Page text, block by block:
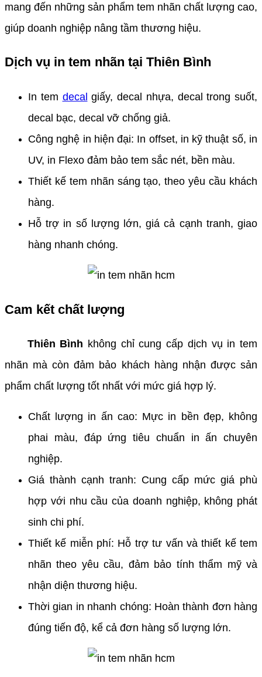
mang đến những sản phẩm tem nhãn chất lượng cao,
giúp doanh nghiệp nâng tầm thương hiệu.
Dịch vụ in tem nhãn tại Thiên Bình
In tem decal giấy, decal nhựa, decal trong suốt,
decal bạc, decal vỡ chống giả.
Công nghệ in hiện đại: In offset, in kỹ thuật số, in
UV, in Flexo đảm bảo tem sắc nét, bền màu.
Thiết kế tem nhãn sáng tạo, theo yêu cầu khách
hàng.
Hỗ trợ in số lượng lớn, giá cả cạnh tranh, giao
hàng nhanh chóng.
Cam kết chất lượng
Thiên Bình không chỉ cung cấp dịch vụ in tem
nhãn mà còn đảm bảo khách hàng nhận được sản
phẩm chất lượng tốt nhất với mức giá hợp lý.
Chất lượng in ấn cao: Mực in bền đẹp, không
phai màu, đáp ứng tiêu chuẩn in ấn chuyên
nghiệp.
Giá thành cạnh tranh: Cung cấp mức giá phù
hợp với nhu cầu của doanh nghiệp, không phát
sinh chi phí.
Thiết kế miễn phí: Hỗ trợ tư vấn và thiết kế tem
nhãn theo yêu cầu, đảm bảo tính thẩm mỹ và
nhận diện thương hiệu.
Thời gian in nhanh chóng: Hoàn thành đơn hàng
đúng tiến độ, kể cả đơn hàng số lượng lớn.